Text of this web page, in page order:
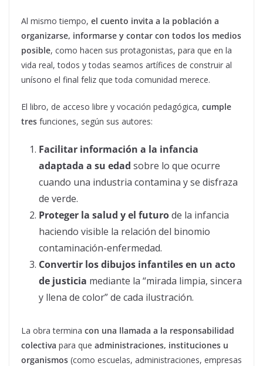
Al mismo tiempo, el cuento invita a la población a
organizarse, informarse y contar con todos los medios
posible, como hacen sus protagonistas, para que en la
vida real, todos y todas seamos artífices de construir al
unísono el final feliz que toda comunidad merece.
El libro, de acceso libre y vocación pedagógica, cumple
tres funciones, según sus autores:
Facilitar información a la infancia
adaptada a su edad sobre lo que ocurre
cuando una industria contamina y se disfraza
de verde.
Proteger la salud y el futurode la infancia
haciendo visible la relación del binomio
contaminación-enfermedad.
Convertir los dibujos infantiles en un acto
de justicia mediante la “mirada limpia, sincera
y llena de color” de cada ilustración.
La obra termina con una llamada a la responsabilidad
colectiva para que administraciones, instituciones u
organismos (como escuelas, administraciones, empresas